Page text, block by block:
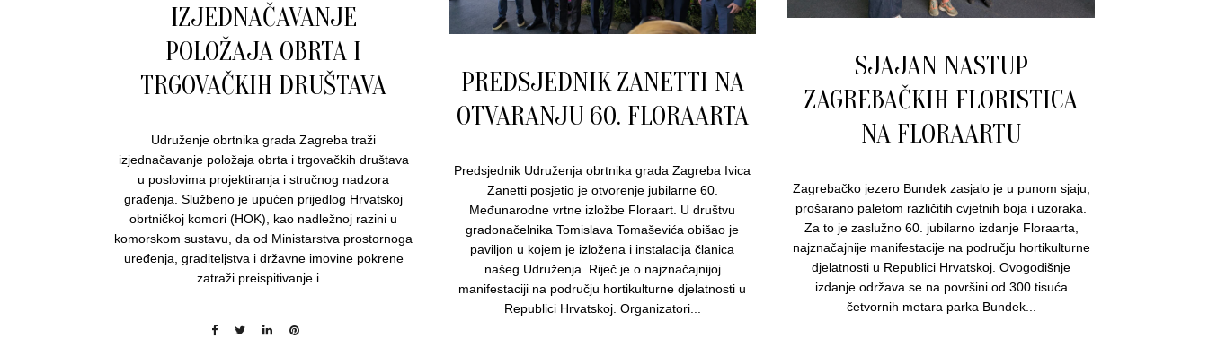
IZJEDNAČAVANJE
POLOŽAJA OBRTA I
TRGOVAČKIH DRUŠTAVA
Udruženje obrtnika grada Zagreba traži
izjednačavanje položaja obrta i trgovačkih društava
u poslovima projektiranja i stručnog nadzora
građenja. Službeno je upućen prijedlog Hrvatskoj
obrtničkoj komori (HOK), kao nadležnoj razini u
komorskom sustavu, da od Ministarstva prostornoga
uređenja, graditeljstva i državne imovine pokrene
zatraži preispitivanje i...
SJAJAN NASTUP
ZAGREBAČKIH FLORISTICA
NA FLORAARTU
Zagrebačko jezero Bundek zasjalo je u punom sjaju,
prošarano paletom različitih cvjetnih boja i uzoraka.
Za to je zaslužno 60. jubilarno izdanje Floraarta,
najznačajnije manifestacije na području hortikulturne
djelatnosti u Republici Hrvatskoj. Ovogodišnje
izdanje održava se na površini od 300 tisuća
četvornih metara parka Bundek...
PREDSJEDNIK ZANETTI NA
OTVARANJU 60. FLORAARTA
Predsjednik Udruženja obrtnika grada Zagreba Ivica
Zanetti posjetio je otvorenje jubilarne 60.
Međunarodne vrtne izložbe Floraart. U društvu
gradonačelnika Tomislava Tomaševića obišao je
paviljon u kojem je izložena i instalacija članica
našeg Udruženja. Riječ je o najznačajnijoj
manifestaciji na području hortikulturne djelatnosti u
Republici Hrvatskoj. Organizatori...